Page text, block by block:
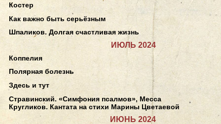
Костер
Как важно быть серьёзным
Шпаликов. Долгая счастливая жизнь
ИЮЛЬ 2024
Коппелия
Полярная болезнь
Здесь и тут
Стравинский. «Симфония псалмов», Месса
Кругликов. Кантата на стихи Марины Цветаевой
ИЮНЬ 2024